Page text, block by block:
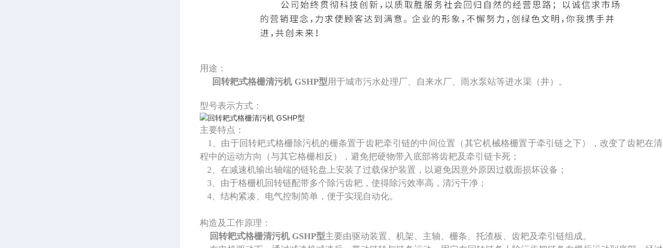
用途：
回转耙式格栅清污机 GSHP型用于城市污水处理厂、自来水厂、雨水泵站等进水渠（井）。
型号表示方式：
主要特点：
1、由于回转耙式格栅除污机的栅条置于齿耙牵引链的中间位置（其它机械格栅置于牵引链之下），改变了齿耙在
程中的运动方向（与其它格栅相反），避免把硬物带入底部将齿耙及牵引链卡死；
2、在减速机输出轴端的链轮盘上安装了过载保护装置，以避免因意外原因过载面损坏设备；
3、由于格栅机回转链配带多个除污齿耙，使得除污效率高，清污干净；
4、结构紧凑、电气控制简单，便于实现自动化。
构造及工作原理：
回转耙式格栅清污机 GSHP型主要由驱动装置、机架、主轴、栅条、托渣板、齿耙及牵引链组成。